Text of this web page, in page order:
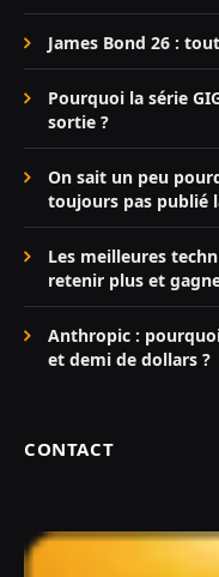
James Bond 26 :
Pourquoi la série
sortie ?
On sait un peu
toujours pas publié
Les meilleures
retenir plus et
Anthropic :
et demi de dollars ?
CONTACT